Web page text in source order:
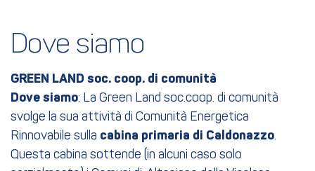
Dove siamo
GREEN LAND soc. coop. di comunità
Dove siamo: La Green Land soc.coop. di comunità
svolge la sua attività di Comunità Energetica
Rinnovabile sulla cabina primaria di Caldonazzo.
Questa cabina sottende (in alcuni caso solo